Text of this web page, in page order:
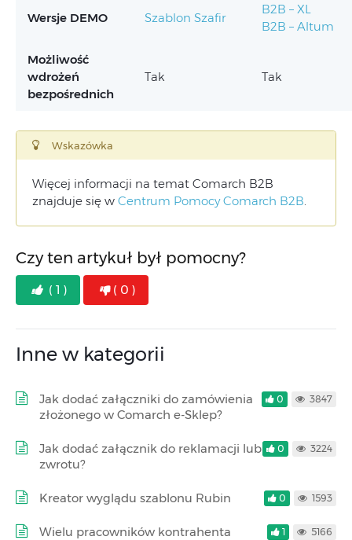
Wersje DEMO Szablon Szafir
B2B – XL
B2B – Altum
Możliwość
wdrożeń
bezpośrednich
Tak Tak
Wskazówka
Więcej informacji na temat Comarch B2B
znajduje się w Centrum Pomocy Comarch B2B
Czy ten artykuł był pomocny?
( 1 ) ( 0 )
Inne w kategorii
Jak dodać załączniki do zamówienia
złożonego w Comarch e-Sklep?
0 3847
Jak dodać załącznik do reklamacji lub
zwrotu?
0 3224
Kreator wyglądu szablonu Rubin 0 1593
Wielu pracowników kontrahenta 1 5166